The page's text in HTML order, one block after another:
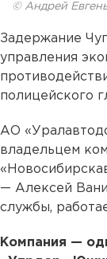
© Андрей
Задержание
управления
полицейского
АО
владельцем
— Алексей
службы,
Компания —